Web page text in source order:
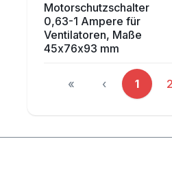
Motorschutzschalter
0,63-1 Ampere für
Ventilatoren, Maße
45x76x93 mm
« ‹
Seite
1 2